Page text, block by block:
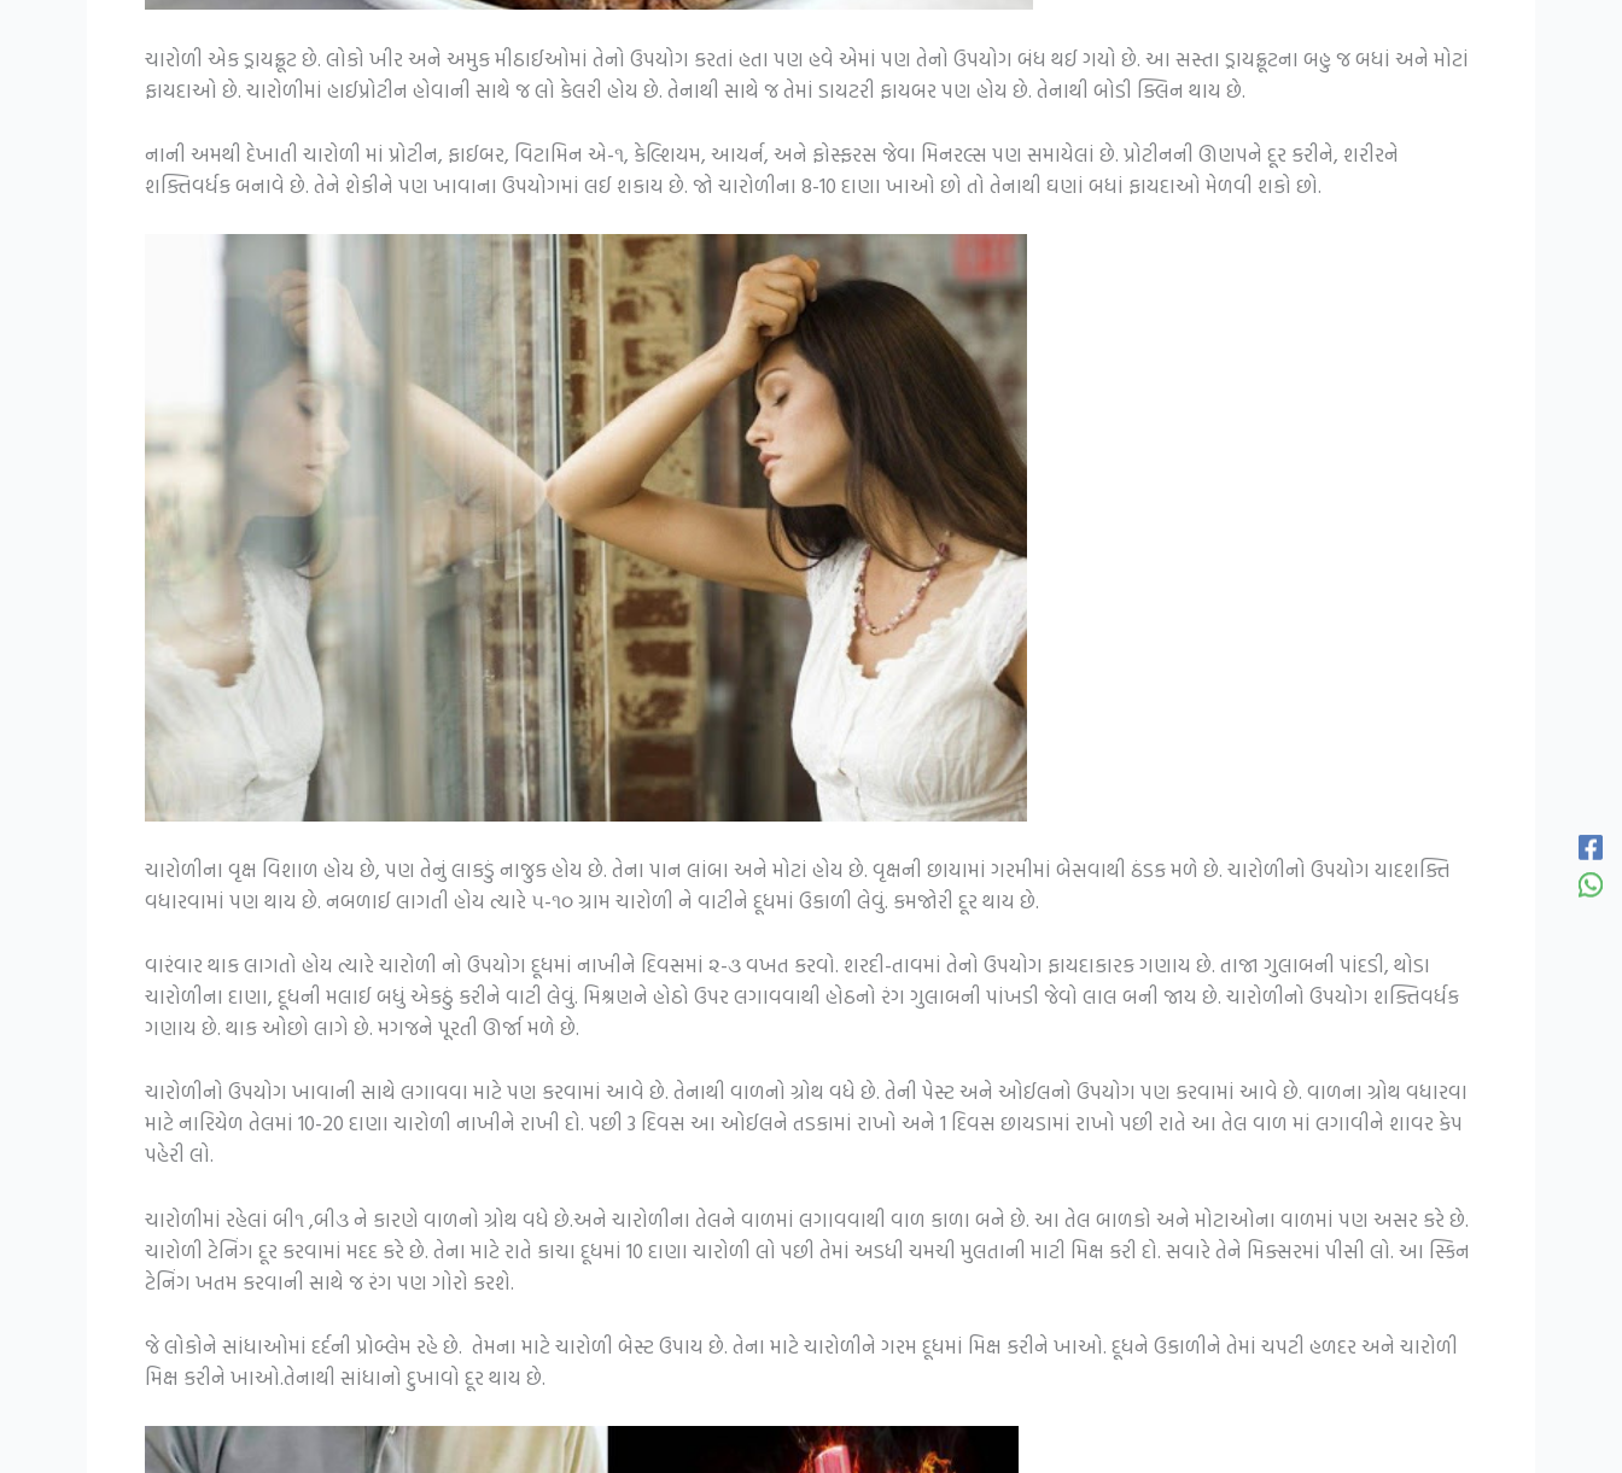
ચારોળી એક ડ્રાયફ્રૂટ છે. લોકો ખીર અને અમુક મીઠાઈઓમાં તેનો ઉપયોગ કરતાં હતા પણ હવે એમાં પણ તેનો ઉપયોગ બંધ થઈ ગયો છે. આ સસ્તા ડ્રાયફ્રૂટના બહુ જ બધાં અને મોટાં
ફાયદાઓ છે. ચારોળીમાં હાઈપ્રોટીન હોવાની સાથે જ લો કેલરી હોય છે. તેનાથી સાથે જ તેમાં ડાયટરી ફાયબર પણ હોય છે. તેનાથી બોડી ક્લિન થાય છે.
નાની અમથી દેખાતી ચારોળી માં પ્રોટીન, ફાઈબર, વિટામિન એ-૧, કેલ્શિયમ, આયર્ન, અને ફોસ્ફરસ જેવા મિનરલ્સ પણ સમાયેલાં છે. પ્રોટીનની ઊણપને દૂર કરીને, શરીરને
શક્તિવર્ધક બનાવે છે. તેને શેકીને પણ ખાવાના ઉપયોગમાં લઈ શકાય છે. જો ચારોળીના 8-10 દાણા ખાઓ છો તો તેનાથી ઘણાં બધાં ફાયદાઓ મેળવી શકો છો.
ચારોળીના વૃક્ષ વિશાળ હોય છે, પણ તેનું લાકડું નાજુક હોય છે. તેના પાન લાંબા અને મોટાં હોય છે. વૃક્ષની છાયામાં ગરમીમાં બેસવાથી ઠંડક મળે છે. ચારોળીનો ઉપયોગ યાદશક્તિ
વધારવામાં પણ થાય છે. નબળાઈ લાગતી હોય ત્યારે ૫-૧૦ ગ્રામ ચારોળી ને વાટીને દૂધમાં ઉકાળી લેવું. કમજોરી દૂર થાય છે.
વારંવાર થાક લાગતો હોય ત્યારે ચારોળી નો ઉપયોગ દૂધમાં નાખીને દિવસમાં ૨-૩ વખત કરવો. શરદી-તાવમાં તેનો ઉપયોગ ફાયદાકારક ગણાય છે. તાજા ગુલાબની પાંદડી, થોડા
ચારોળીના દાણા, દૂધની મલાઈ બધું એકઠું કરીને વાટી લેવું. મિશ્રણને હોઠો ઉપર લગાવવાથી હોઠનો રંગ ગુલાબની પાંખડી જેવો લાલ બની જાય છે. ચારોળીનો ઉપયોગ શક્તિવર્ધક
ગણાય છે. થાક ઓછો લાગે છે. મગજને પૂરતી ઊર્જા મળે છે.
ચારોળીનો ઉપયોગ ખાવાની સાથે લગાવવા માટે પણ કરવામાં આવે છે. તેનાથી વાળનો ગ્રોથ વધે છે. તેની પેસ્ટ અને ઓઈલનો ઉપયોગ પણ કરવામાં આવે છે. વાળના ગ્રોથ વધારવા
માટે નારિયેળ તેલમાં 10-20 દાણા ચારોળી નાખીને રાખી દો. પછી 3 દિવસ આ ઓઈલને તડકામાં રાખો અને 1 દિવસ છાયડામાં રાખો પછી રાતે આ તેલ વાળ માં લગાવીને શાવર કેપ
પહેરી લો.
ચારોળીમાં રહેલાં બી૧ ,બી૩ ને કારણે વાળનો ગ્રોથ વધે છે.અને ચારોળીના તેલને વાળમાં લગાવવાથી વાળ કાળા બને છે. આ તેલ બાળકો અને મોટાઓના વાળમાં પણ અસર કરે છે.
ચારોળી ટેનિંગ દૂર કરવામાં મદદ કરે છે. તેના માટે રાતે કાચા દૂધમાં 10 દાણા ચારોળી લો પછી તેમાં અડધી ચમચી મુલતાની માટી મિક્ષ કરી દો. સવારે તેને મિક્સરમાં પીસી લો. આ સ્કિન
ટેનિંગ ખતમ કરવાની સાથે જ રંગ પણ ગોરો કરશે.
જે લોકોને સાંધાઓમાં દર્દની પ્રોબ્લેમ રહે છે. તેમના માટે ચારોળી બેસ્ટ ઉપાય છે. તેના માટે ચારોળીને ગરમ દૂધમાં મિક્ષ કરીને ખાઓ. દૂધને ઉકાળીને તેમાં ચપટી હળદર અને ચારોળી
મિક્ષ કરીને ખાઓ.તેનાથી સાંધાનો દુખાવો દૂર થાય છે.